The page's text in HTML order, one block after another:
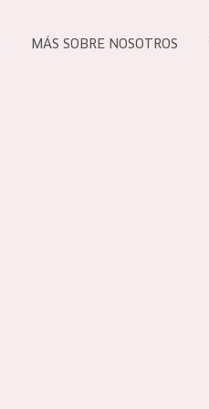
MÁS SOBRE NOSOTROS